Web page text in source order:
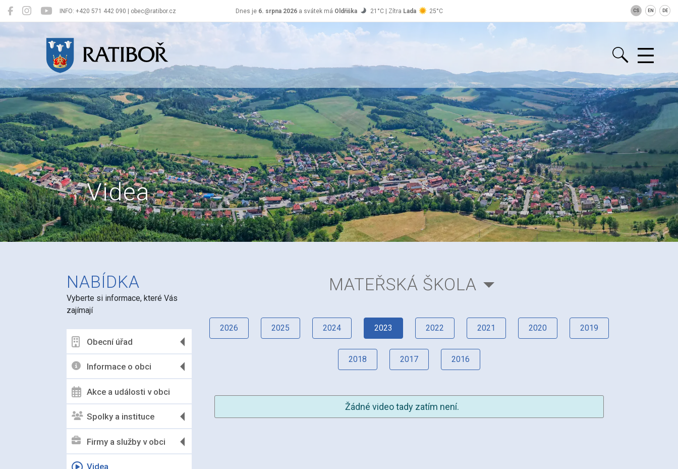
INFO: +420 571 442 090 | obec@ratibor.cz Dnes je 6. srpna 2026a svátek má Oldřiška 21°C | Zítra Lada 25°C CS EN DE
Ratiboř
Videa
NABÍDKA
Vyberte si informace, které Vás
zajímají
Obecní úřad
Informace o obci
Akce a události v obci
Spolky a instituce
Firmy a služby v obci
Videa
MATEŘSKÁ ŠKOLA
2026 2025 2024 2023 2022 2021 2020 2019
2018 2017 2016
Žádné video tady zatím není.